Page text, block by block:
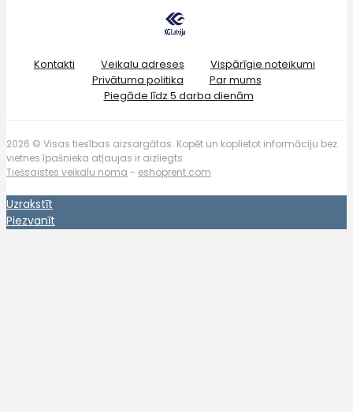
Kontakti Veikalu adreses
Vispārīgie noteikumi
Privātuma politika
Par mums
Piegāde līdz 5 darba dienām
2026 © Visas tiesības aizsargātas. Kopēt un koplietot informāciju bez
vietnes īpašnieka atļaujas ir aizliegts.
Tiešsaistes veikalu noma - eshoprent.com
Uzrakstīt
Piezvanīt